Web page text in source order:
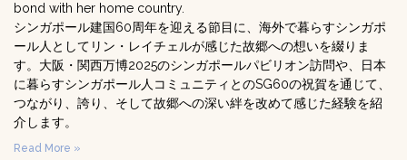
bond with her home country.
シンガポール建国60周年を迎える節目に、海外で暮らすシンガポ
ール人としてリン・レイチェルが感じた故郷への想いを綴りま
す。大阪・関西万博2025のシンガポールパビリオン訪問や、日本
に暮らすシンガポール人コミュニティとのSG60の祝賀を通じて、
つながり、誇り、そして故郷への深い絆を改めて感じた経験を紹
介します。
Read More »